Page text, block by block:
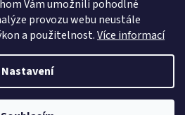
Vám umožnili pohodlné
provozu webu neustále
a použitelnost.Více informací
Nastavení
Vytvořil Shoptet